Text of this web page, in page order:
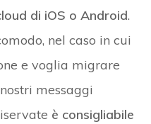
di iOS o Android.
nel caso in cui
e voglia migrare
messaggi
è consigliabile